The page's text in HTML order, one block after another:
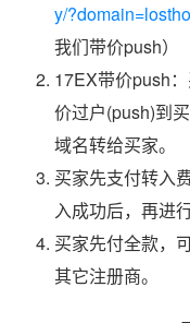
y/
我们带价push）
17EX带价push
价过户(push)到
域名转给买家。
买家先支付转入
入成功后，再进
买家先付全款，
其它注册商。